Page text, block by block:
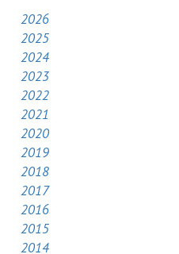
2026
2025
2024
2023
2022
2021
2020
2019
2018
2017
2016
2015
2014